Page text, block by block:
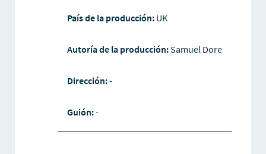
País de la producción: UK
Autoría de la producción:Samuel Dore
Dirección:-
Guión:-